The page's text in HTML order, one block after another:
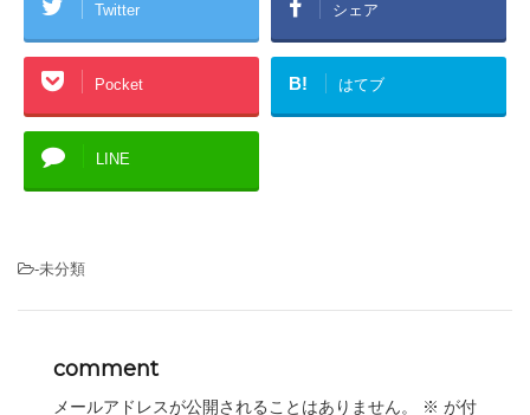
Twitter シェア
Pocket B! はてブ
LINE
-未分類
comment
メールアドレスが公開されることはありません。 ※ が付